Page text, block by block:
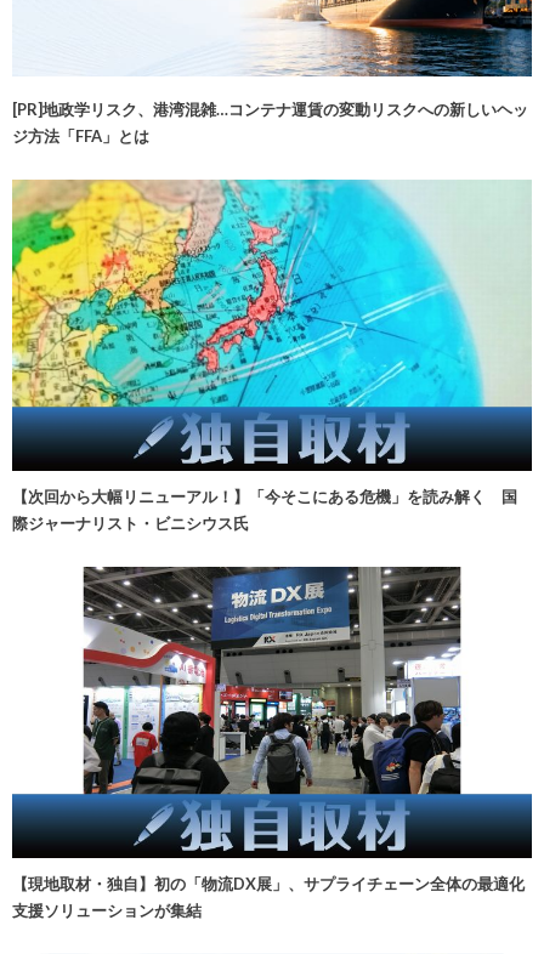
[PR]地政学リスク、港湾混雑…コンテナ運賃の変動リスクへの新しいヘッ
ジ方法「FFA」とは
【次回から大幅リニューアル！】「今そこにある危機」を読み解く 国
際ジャーナリスト・ビニシウス氏
【現地取材・独自】初の「物流DX展」、サプライチェーン全体の最適化
支援ソリューションが集結